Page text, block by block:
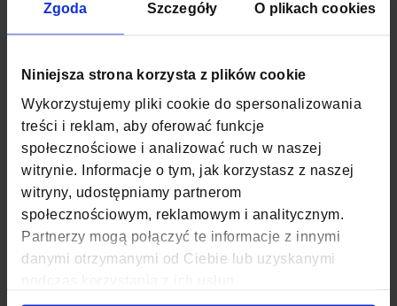
Zgoda Szczegóły O plikach cookies
Niniejsza strona korzysta z plików cookie
Wykorzystujemy pliki cookie do spersonalizowania
treści i reklam, aby oferować funkcje
społecznościowe i analizować ruch w naszej
witrynie. Informacje o tym, jak korzystasz z naszej
witryny, udostępniamy partnerom
społecznościowym, reklamowym i analitycznym.
Partnerzy mogą połączyć te informacje z innymi
danymi otrzymanymi od Ciebie lub uzyskanymi
MATERIAŁ
SZEROKOŚĆ
GŁĘBOKOŚĆ
WYSOKOŚĆ
ZAPIĘCIE
KOD EAN 5907127691898